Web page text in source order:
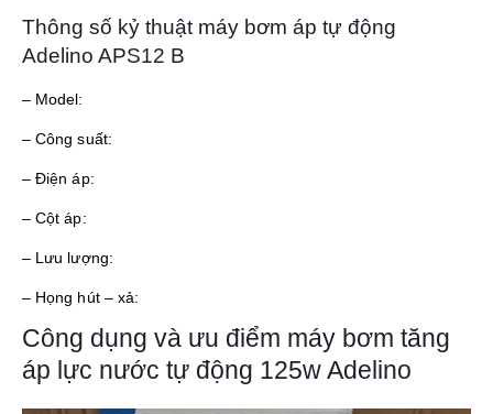
Thông số kỷ thuật máy bơm áp tự động
Adelino APS12 B
– Model:
– Công suất:
– Điện áp:
– Cột áp:
– Lưu lượng:
– Họng hút – xả:
Công dụng và ưu điểm máy bơm tăng
áp lực nước tự động 125w Adelino